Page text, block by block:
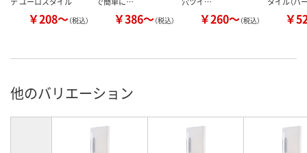
￥208～（税込） ￥386～（税込） ￥260～（税込） ￥
他のバリエーション